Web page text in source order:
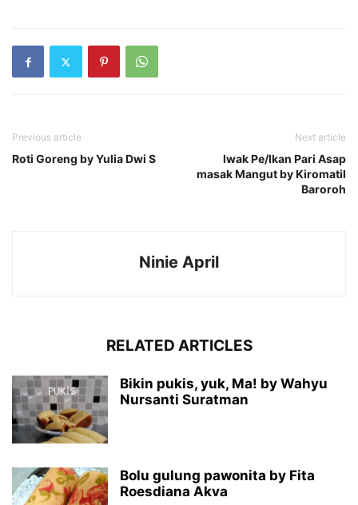
Previous article
Roti Goreng by Yulia Dwi S
Next article
Iwak Pe/Ikan Pari Asap
masak Mangut by Kiromatil
Baroroh
Ninie April
RELATED ARTICLES
Bikin pukis, yuk, Ma! by Wahyu
Nursanti Suratman
Bolu gulung pawonita by Fita
Roesdiana Akva